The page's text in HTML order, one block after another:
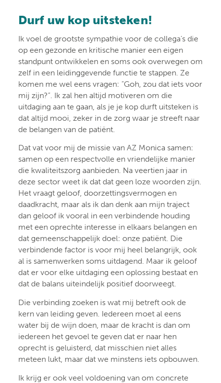
Durf uw kop uitsteken!
Ik voel de grootste sympathie voor de collega’s die
op een gezonde en kritische manier een eigen
standpunt ontwikkelen en soms ook overwegen om
zelf in een leidinggevende functie te stappen. Ze
komen me wel eens vragen: “Goh, zou dat iets voor
mij zijn?”. Ik zal hen altijd motiveren om die
uitdaging aan te gaan, als je je kop durft uitsteken is
dat altijd mooi, zeker in de zorg waar je streeft naar
de belangen van de patiënt.
Dat vat voor mij de missie van AZ Monica samen:
samen op een respectvolle en vriendelijke manier
die kwaliteitszorg aanbieden. Na veertien jaar in
deze sector weet ik dat dat geen loze woorden zijn.
Het vraagt geloof, doorzettingsvermogen en
daadkracht, maar als ik dan denk aan mijn traject
dan geloof ik vooral in een verbindende houding
met een oprechte interesse in elkaars belangen en
dat gemeenschappelijk doel: onze patiënt. Die
verbindende factor is voor mij heel belangrijk, ook
al is samenwerken soms uitdagend. Maar ik geloof
dat er voor elke uitdaging een oplossing bestaat en
dat de balans uiteindelijk positief doorweegt.
Die verbinding zoeken is wat mij betreft ook de
kern van leiding geven. Iedereen moet al eens
water bij de wijn doen, maar de kracht is dan om
iedereen het gevoel te geven dat er naar hen
oprecht is geluisterd, dat misschien niet alles
meteen lukt, maar dat we minstens iets opbouwen.
Ik krijg er ook veel voldoening van om concrete